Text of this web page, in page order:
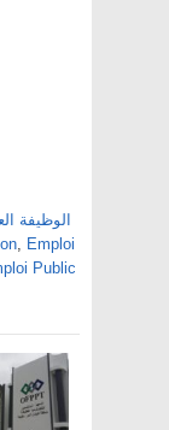
, Emploi
Public